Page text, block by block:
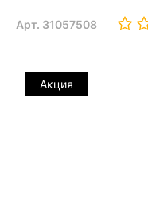
Арт. 31057508
Акция